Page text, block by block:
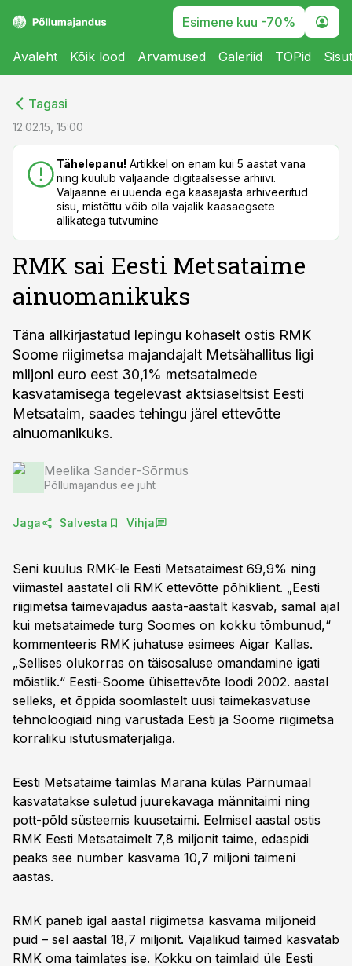
Esimene kuu -70%
Avaleht Kõik lood Arvamused Galeriid TOPid
Tagasi
12.02.15, 15:00
Tähelepanu! Artikkel on enam kui 5 aastat vana
ning kuulub väljaande digitaalsesse arhiivi.
Väljaanne ei uuenda ega kaasajasta arhiveeritud
sisu, mistõttu võib olla vajalik kaasaegsete
allikatega tutvumine
RMK sai Eesti Metsataime
ainuomanikuks
Täna allkirjastatud lepingu kohaselt ostis RMK
Soome riigimetsa majandajalt Metsähallitus ligi
miljoni euro eest 30,1% metsataimede
kasvatamisega tegelevast aktsiaseltsist Eesti
Metsataim, saades tehingu järel ettevõtte
ainuomanikuks.
Meelika Sander-Sõrmus
Põllumajandus.ee juht
Jaga Salvesta Vihja
Seni kuulus RMK-le Eesti Metsataimest 69,9% ning
viimastel aastatel oli RMK ettevõtte põhiklient. „Eesti
riigimetsa taimevajadus aasta-aastalt kasvab, samal ajal
kui metsataimede turg Soomes on kokku tõmbunud,“
kommenteeris RMK juhatuse esimees Aigar Kallas.
„Sellises olukorras on täisosaluse omandamine igati
mõistlik.“ Eesti-Soome ühisettevõte loodi 2002. aastal
selleks, et õppida soomlastelt uusi taimekasvatuse
tehnoloogiaid ning varustada Eesti ja Soome riigimetsa
korraliku istutusmaterjaliga.
Eesti Metsataime taimlas Marana külas Pärnumaal
kasvatatakse suletud juurekavaga männitaimi ning
pott-põld süsteemis kuusetaimi. Eelmisel aastal ostis
RMK Eesti Metsataimelt 7,8 miljonit taime, edaspidi
peaks see number kasvama 10,7 miljoni taimeni
aastas.
RMK paneb igal aastal riigimetsa kasvama miljoneid
puid – sel aastal 18,7 miljonit. Vajalikud taimed kasvatab
RMK oma taimlates ise. Kokku on taimlaid üle Eesti